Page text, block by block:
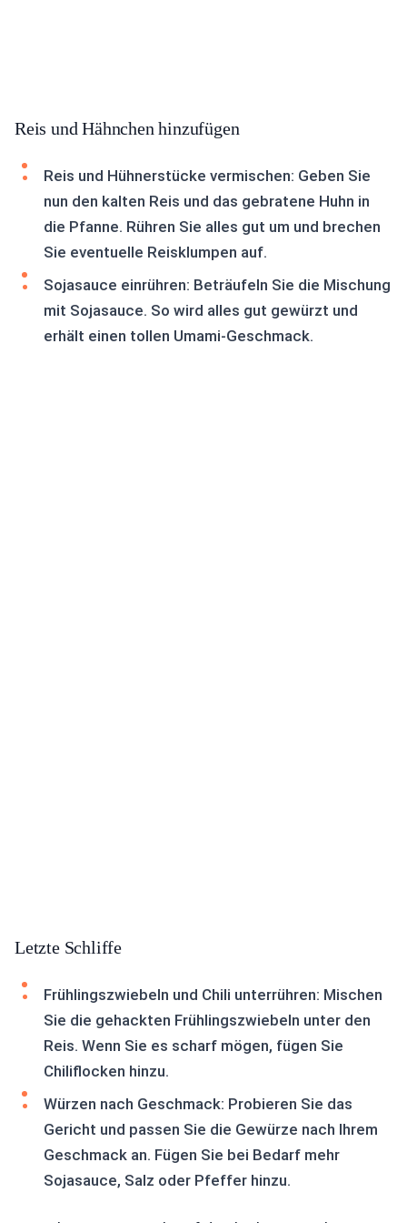
Reis und Hähnchen hinzufügen
Reis und Hühnerstücke vermischen: Geben Sie
nun den kalten Reis und das gebratene Huhn in
die Pfanne. Rühren Sie alles gut um und brechen
Sie eventuelle Reisklumpen auf.
Sojasauce einrühren: Beträufeln Sie die Mischung
mit Sojasauce. So wird alles gut gewürzt und
erhält einen tollen Umami-Geschmack.
Letzte Schliffe
Frühlingszwiebeln und Chili unterrühren: Mischen
Sie die gehackten Frühlingszwiebeln unter den
Reis. Wenn Sie es scharf mögen, fügen Sie
Chiliflocken hinzu.
Würzen nach Geschmack: Probieren Sie das
Gericht und passen Sie die Gewürze nach Ihrem
Geschmack an. Fügen Sie bei Bedarf mehr
Sojasauce, Salz oder Pfeffer hinzu.